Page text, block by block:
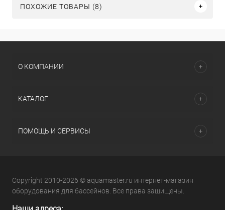
ПОХОЖИЕ ТОВАРЫ (8)
О КОМПАНИИ
КАТАЛОГ
ПОМОЩЬ И СЕРВИСЫ
Copyright 2010-2026 © aquamaster.ru интернет-магазин
оборудования для бассейнов. Все права защищены.